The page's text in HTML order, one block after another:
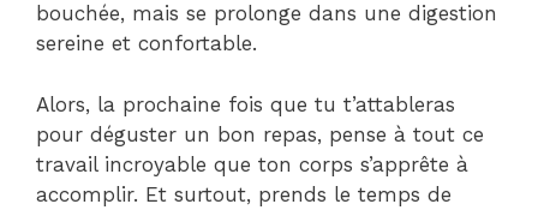
bouchée, mais se prolonge dans une digestion
sereine et confortable.
Alors, la prochaine fois que tu t’attableras
pour déguster un bon repas, pense à tout ce
travail incroyable que ton corps s’apprête à
accomplir. Et surtout, prends le temps de